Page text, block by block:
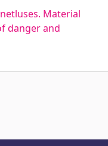
Material
danger and